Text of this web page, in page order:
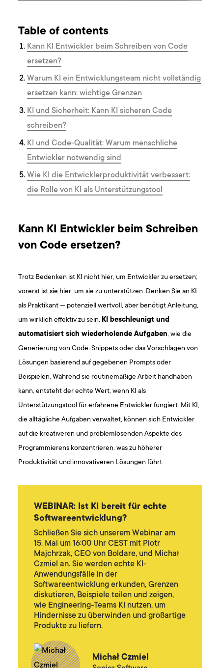
Table of contents
Kann KI Entwickler beim Schreiben von Code
ersetzen?
Warum KI ein Entwicklungsteam nicht vollständig
ersetzen kann: wichtige Grenzen
KI und Sicherheit: Kann KI sicheren Code
schreiben?
KI und Code-Qualität: Warum menschliche
Entwickler notwendig sind
Wie KI die Entwicklerproduktivität verbessert:
die Rolle von KI als Unterstützungstool
Kann KI Entwickler beim Schreiben
von Code ersetzen?
Trotz Bedenken ist KI nicht hier, um Entwickler zu ersetzen;
vorerst ist sie hier, um sie zu unterstützen. Denken Sie an KI
als Praktikant — potenziell wertvoll, aber benötigt Anleitung,
um wirklich effektiv zu sein. KI beschleunigt und
automatisiert sich wiederholende Aufgaben, wie die
Generierung von Code-Snippets oder das Vorschlagen von
Lösungen basierend auf gegebenen Prompts oder
Beispielen. Während sie routinemäßige Arbeit handhaben
kann, entsteht der echte Wert, wenn KI als
Unterstützungstool für erfahrene Entwickler fungiert. Mit KI,
die alltägliche Aufgaben verwaltet, können sich Entwickler
auf die kreativeren und problemlösenden Aspekte des
Programmierens konzentrieren, was zu höherer
Produktivität und innovativeren Lösungen führt.
WEBINAR: Ist KI bereit für echte
Softwareentwicklung?
Schließen Sie sich unserem Webinar am
15. Mai um 16:00 Uhr CEST mit Piotr
Majchrzak, CEO von Boldare, und Michał
Czmiel an. Sie werden echte KI-
Anwendungsfälle in der
Softwareentwicklung erkunden, Grenzen
diskutieren, Beispiele teilen und zeigen,
wie Engineering-Teams KI nutzen, um
Hindernisse zu überwinden und großartige
Produkte zu liefern.
Michał Czmiel